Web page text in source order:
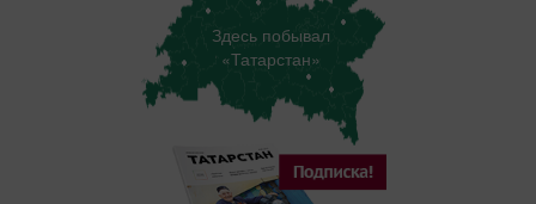
Здесь побывал
«Татарстан»